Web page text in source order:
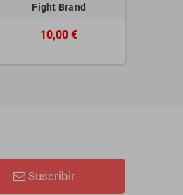
Fight Brand
10,00 €
Suscribir